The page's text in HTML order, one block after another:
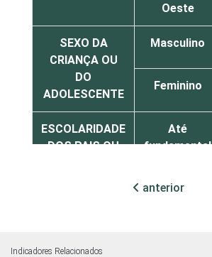
Oeste
SEXO DA
CRIANÇA OU
DO
ADOLESCENTE
Masculino
Feminino
ESCOLARIDADE
DOS PAIS OU
Até
fundamental
anterior
Indicadores Relacionados